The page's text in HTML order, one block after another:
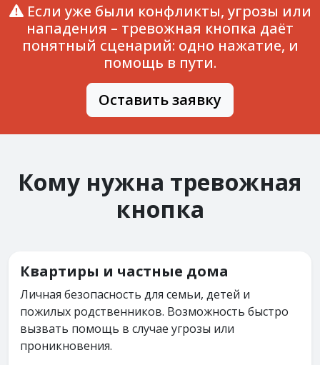
Если уже были конфликты, угрозы или
нападения – тревожная кнопка даёт
понятный сценарий: одно нажатие, и
помощь в пути.
Оставить заявку
Кому нужна тревожная
кнопка
Квартиры и частные дома
Личная безопасность для семьи, детей и
пожилых родственников. Возможность быстро
вызвать помощь в случае угрозы или
проникновения.